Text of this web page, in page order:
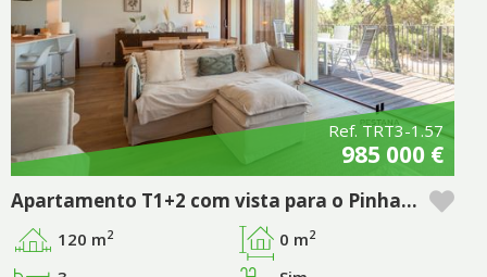
Ref. TRT3-1.57
985 000 €
Apartamento T1+2 com vista para o Pinhal no empreendimento Pestana Tróia Eco Resort & Residences
120 m2 0 m2